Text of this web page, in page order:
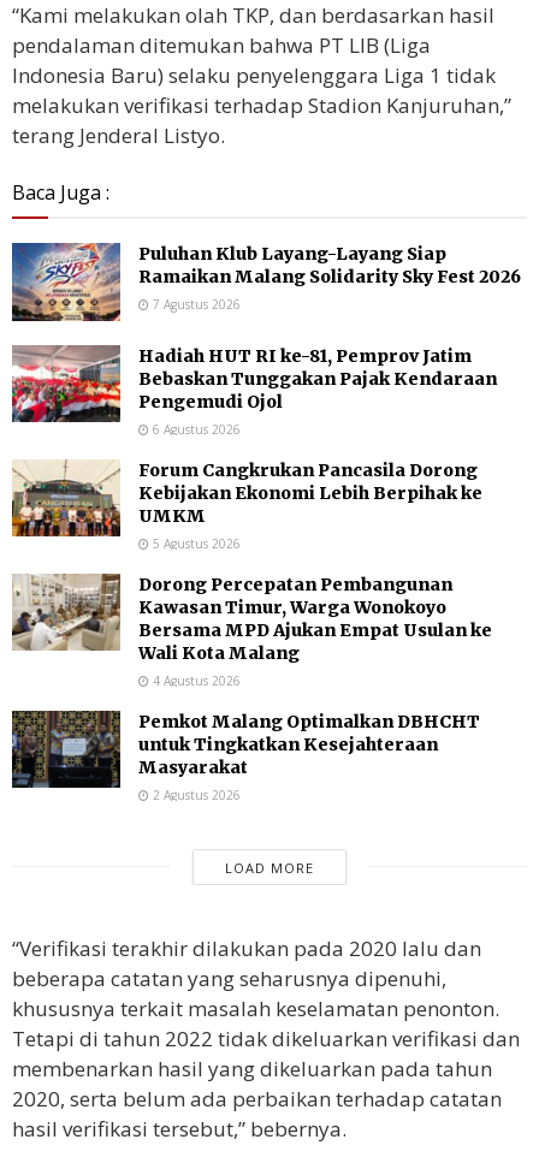
“Kami melakukan olah TKP, dan berdasarkan hasil
pendalaman ditemukan bahwa PT LIB (Liga
Indonesia Baru) selaku penyelenggara Liga 1 tidak
melakukan verifikasi terhadap Stadion Kanjuruhan,”
terang Jenderal Listyo.
Baca Juga :
Puluhan Klub Layang-Layang Siap
Ramaikan Malang Solidarity Sky Fest 2026
7 Agustus 2026
Hadiah HUT RI ke-81, Pemprov Jatim
Bebaskan Tunggakan Pajak Kendaraan
Pengemudi Ojol
6 Agustus 2026
Forum Cangkrukan Pancasila Dorong
Kebijakan Ekonomi Lebih Berpihak ke
UMKM
5 Agustus 2026
Dorong Percepatan Pembangunan
Kawasan Timur, Warga Wonokoyo
Bersama MPD Ajukan Empat Usulan ke
Wali Kota Malang
4 Agustus 2026
Pemkot Malang Optimalkan DBHCHT
untuk Tingkatkan Kesejahteraan
Masyarakat
2 Agustus 2026
LOAD MORE
“Verifikasi terakhir dilakukan pada 2020 lalu dan
beberapa catatan yang seharusnya dipenuhi,
khususnya terkait masalah keselamatan penonton.
Tetapi di tahun 2022 tidak dikeluarkan verifikasi dan
membenarkan hasil yang dikeluarkan pada tahun
2020, serta belum ada perbaikan terhadap catatan
hasil verifikasi tersebut,” bebernya.